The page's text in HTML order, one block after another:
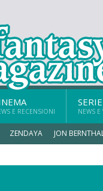
E RECENSIONI NEWS E
ZENDAYA JON